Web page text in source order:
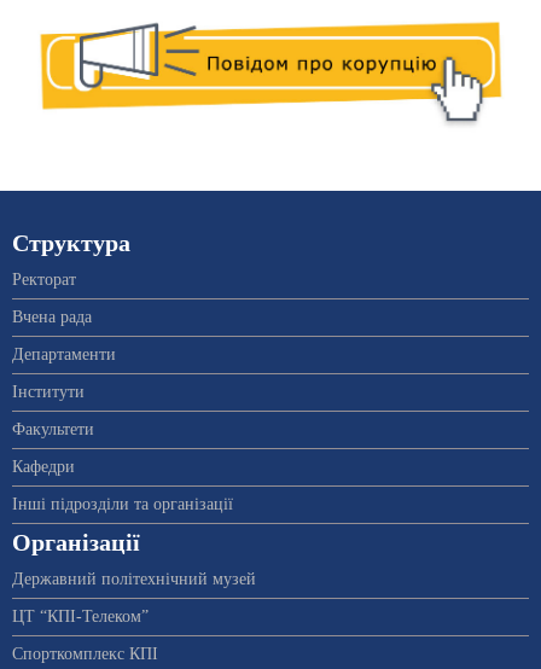
Структура
Ректорат
Вчена рада
Департаменти
Інститути
Факультети
Кафедри
Інші підрозділи та організації
Організації
Державний політехнічний музей
ЦТ “КПІ-Телеком”
Спорткомплекс КПІ